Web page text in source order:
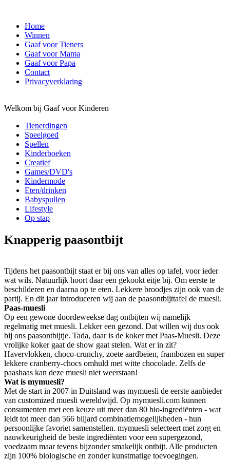
Home
Winnen
Gaaf voor Tieners
Gaaf voor Mama
Gaaf voor Papa
Contact
Privacyverklaring
Welkom bij Gaaf voor Kinderen
Tienerdingen
Speelgoed
Spellen
Kinderboeken
Creatief
Games/DVD's
Kindermode
Eten/drinken
Babyspullen
Lifestyle
Op stap
Knapperig paasontbijt
Tijdens het paasontbijt staat er bij ons van alles op tafel, voor ieder
wat wils. Natuurlijk hoort daar een gekookt eitje bij. Om eerste te
beschilderen en daarna op te eten. Lekkere broodjes zijn ook van de
partij. En dit jaar introduceren wij aan de paasontbijttafel de muesli.
Paas-muesli
Op een gewone doordeweekse dag ontbijten wij namelijk
regelmatig met muesli. Lekker een gezond. Dat willen wij dus ook
bij ons paasontbijtje. Tada, daar is de koker met Paas-Muesli. Deze
vrolijke koker gaat de show gaat stelen. Wat er in zit?
Havervlokken, choco-crunchy, zoete aardbeien, frambozen en super
lekkere cranberry-chocs omhuld met witte chocolade. Zelfs de
paashaas kan deze muesli niet weerstaan!
Wat is mymuesli?
Met de start in 2007 in Duitsland was mymuesli de eerste aanbieder
van customized muesli wereldwijd. Op mymuesli.com kunnen
consumenten met een keuze uit meer dan 80 bio-ingrediënten - wat
leidt tot meer dan 566 biljard combinatiemogelijkheden - hun
persoonlijke favoriet samenstellen. mymuesli selecteert met zorg en
nauwkeurigheid de beste ingrediënten voor een supergezond,
voedzaam maar tevens bijzonder smakelijk ontbijt. Alle producten
zijn 100% biologische en zonder kunstmatige toevoegingen.